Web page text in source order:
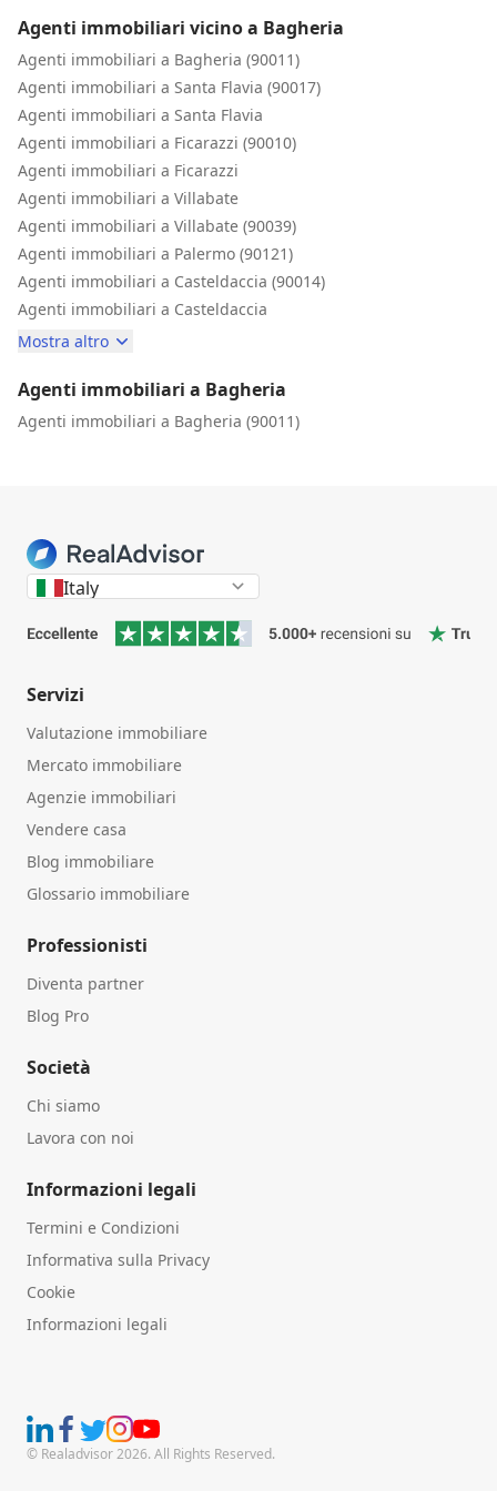
gestione burocratica è stata impeccabile, trasparente e
velocissima, a testimonianza del grande valore del
marchio Grimaldi e della qualità eccelsa del suo staff. Se
cercate serietà, trasparenza e professionisti che mettono
il cuore e una competenza rara in quello che fanno,
affidatevi a Grimaldi senza esitare. Consigliatissimi al
100%! Grazie ancora di cuore a tutti!
Agenti immobiliari vicino a Bagheria
Agenti immobiliari a Bagheria (90011)
Agenti immobiliari a Santa Flavia (90017)
Agenti immobiliari a Santa Flavia
Agenti immobiliari a Ficarazzi (90010)
Agenti immobiliari a Ficarazzi
Agenti immobiliari a Villabate
Agenti immobiliari a Villabate (90039)
Agenti immobiliari a Palermo (90121)
Agenti immobiliari a Casteldaccia (90014)
Agenti immobiliari a Casteldaccia
Mostra altro
Agenti immobiliari a Bagheria
Agenti immobiliari a Bagheria (90011)
Italy
Servizi
Valutazione immobiliare
Mercato immobiliare
Agenzie immobiliari
Vendere casa
Blog immobiliare
Glossario immobiliare
Professionisti
Diventa partner
Blog Pro
Società
Chi siamo
Lavora con noi
Informazioni legali
Termini e Condizioni
Informativa sulla Privacy
Cookie
Informazioni legali
© Realadvisor 2026. All Rights Reserved.